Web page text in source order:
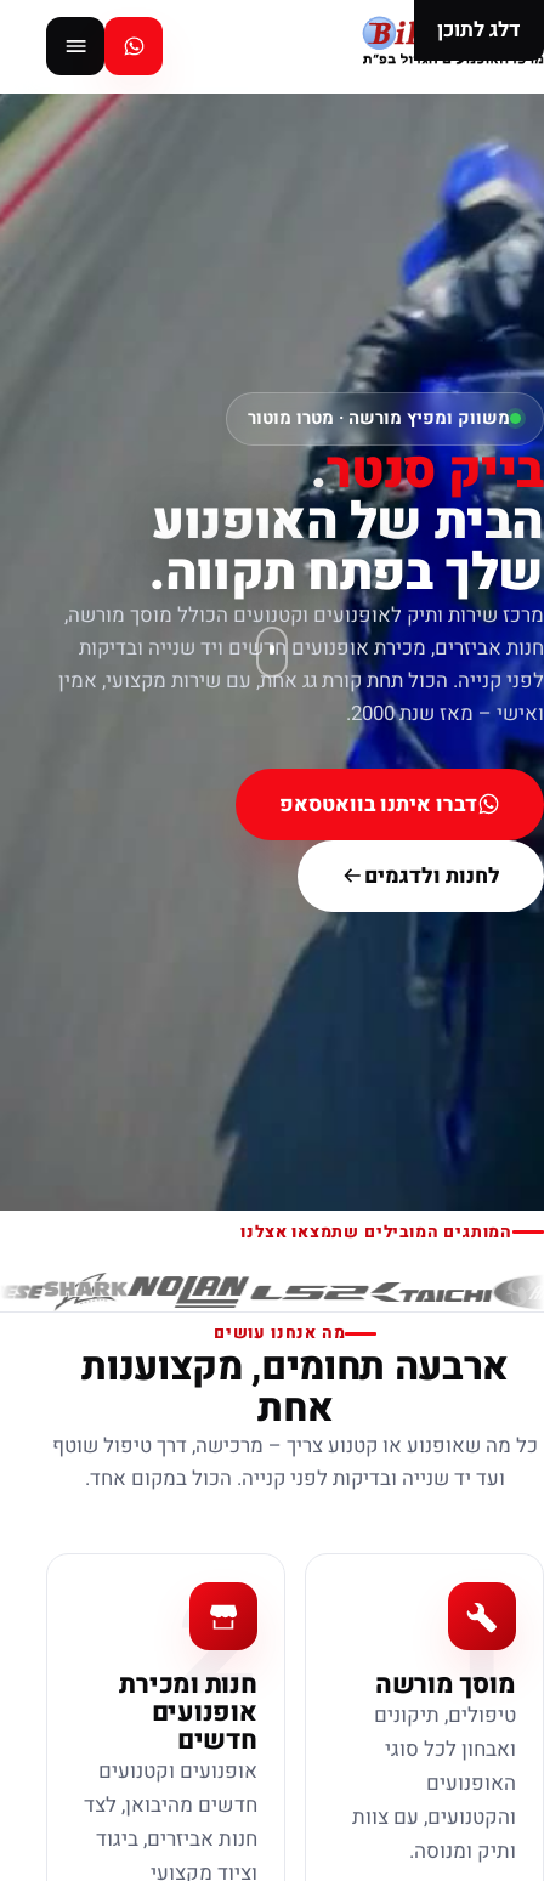
דלג לתוכן
משווק ומפיץ מורשה · מטרו מוטור
בייק סנטר.
הבית של האופנוע
שלך בפתח תקווה.
מרכז שירות ותיק לאופנועים וקטנועים הכולל מוסך מורשה,
חנות אביזרים, מכירת אופנועים חדשים ויד שנייה ובדיקות
לפני קנייה. הכול תחת קורת גג אחת, עם שירות מקצועי, אמין
ואישי – מאז שנת 2000.
דברו איתנו בוואטסאפ
לחנות ולדגמים
המותגים המובילים שתמצאו אצלנו
מה אנחנו עושים
ארבעה תחומים, מקצוענות
אחת
כל מה שאופנוע או קטנוע צריך – מרכישה, דרך טיפול שוטף
ועד יד שנייה ובדיקות לפני קנייה. הכול במקום אחד.
1
מוסך מורשה
טיפולים, תיקונים
ואבחון לכל סוגי
האופנועים
והקטנועים, עם צוות
ותיק ומנוסה.
2
חנות ומכירת
אופנועים
חדשים
אופנועים וקטנועים
חדשים מהיבואן, לצד
חנות אביזרים, ביגוד
וציוד מקצועי